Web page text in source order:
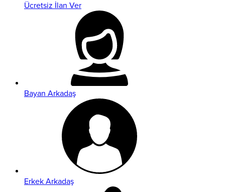
Ücretsiz İlan Ver
Bayan Arkadaş
Erkek Arkadaş